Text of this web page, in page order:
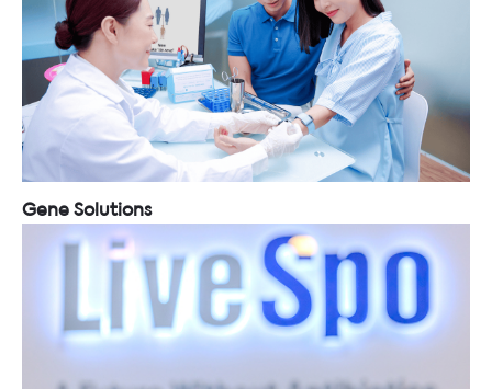
Gene Solutions